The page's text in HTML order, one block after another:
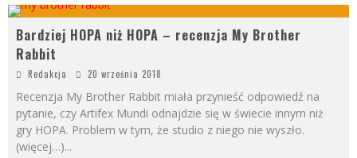
Bardziej HOPA niż HOPA – recenzja My Brother
Rabbit
Redakcja 20 września 2018
Recenzja My Brother Rabbit miała przynieść odpowiedź na
pytanie, czy Artifex Mundi odnajdzie się w świecie innym niż
gry HOPA. Problem w tym, że studio z niego nie wyszło.
(więcej…)...